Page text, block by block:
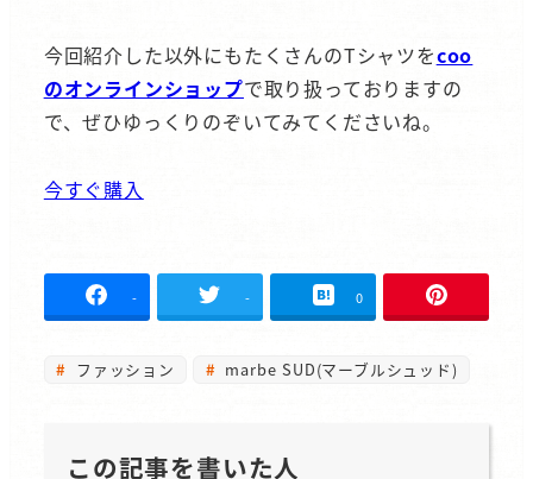
今回紹介した以外にもたくさんのTシャツをcoo
のオンラインショップで取り扱っておりますの
で、ぜひゆっくりのぞいてみてくださいね。
今すぐ購入
- - 0
ファッション marbe SUD(マーブルシュッド)
この記事を書いた人